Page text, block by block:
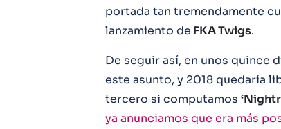
portada tan tremendamente
lanzamiento de FKA Twigs.
De seguir así, en unos quince
este asunto, y 2018 quedaría
tercero si computamos
ya anunciamos que era más